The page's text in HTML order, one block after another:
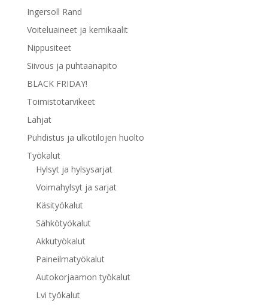
Ingersoll Rand
Voiteluaineet ja kemikaalit
Nippusiteet
Siivous ja puhtaanapito
BLACK FRIDAY!
Toimistotarvikeet
Lahjat
Puhdistus ja ulkotilojen huolto
Työkalut
Hylsyt ja hylsysarjat
Voimahylsyt ja sarjat
Käsityökalut
Sähkötyökalut
Akkutyökalut
Paineilmatyökalut
Autokorjaamon työkalut
Lvi työkalut